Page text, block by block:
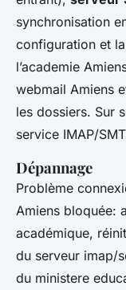
synchronisation
configuration et
l’academie
webmail Amiens
les dossiers. Sur
service IMAP/
Dépannage
Problème
Amiens bloquée:
académique,
du serveur imap/
du ministere